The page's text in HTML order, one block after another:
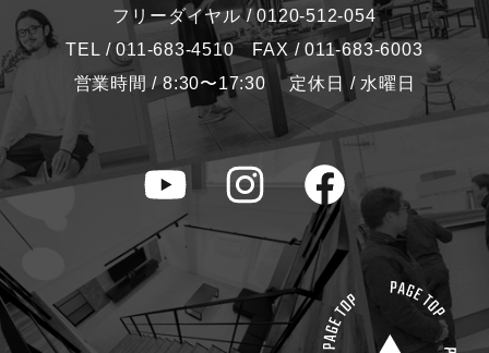
フリーダイヤル / 0120-512-054
TEL / 011-683-4510 FAX / 011-683-6003
営業時間 / 8:30〜17:30 定休日 / 水曜日